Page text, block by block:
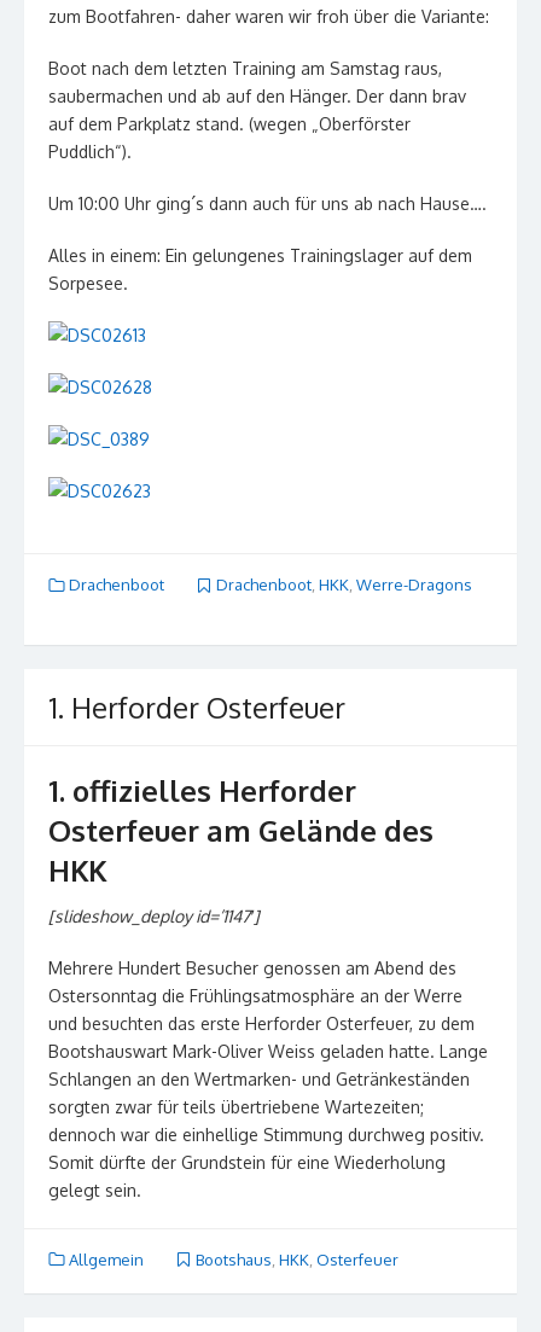
zum Bootfahren- daher waren wir froh über die Variante:
Boot nach dem letzten Training am Samstag raus,
saubermachen und ab auf den Hänger. Der dann brav
auf dem Parkplatz stand. (wegen „Oberförster
Puddlich“).
Um 10:00 Uhr ging´s dann auch für uns ab nach Hause….
Alles in einem: Ein gelungenes Trainingslager auf dem
Sorpesee.
Drachenboot Drachenboot, HKK, Werre-Dragons
1. Herforder Osterfeuer
1. offizielles Herforder
Osterfeuer am Gelände des
HKK
[slideshow_deploy id=’1147′]
Mehrere Hundert Besucher genossen am Abend des
Ostersonntag die Frühlingsatmosphäre an der Werre
und besuchten das erste Herforder Osterfeuer, zu dem
Bootshauswart Mark-Oliver Weiss geladen hatte. Lange
Schlangen an den Wertmarken- und Getränkeständen
sorgten zwar für teils übertriebene Wartezeiten;
dennoch war die einhellige Stimmung durchweg positiv.
Somit dürfte der Grundstein für eine Wiederholung
gelegt sein.
Allgemein Bootshaus HKK, Osterfeuer